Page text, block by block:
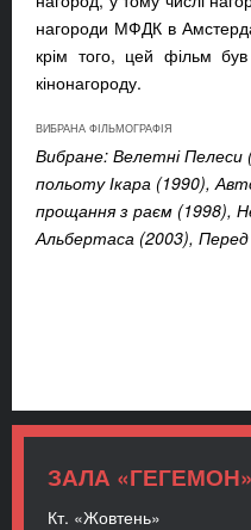
нагороди МФДК в
крім того, цей фільм
кінонагороду.
ВИБРАНА ФІЛЬМОГРАФІЯ
Вибране: Велетні
польоту Ікара (1990),
прощання з раєм (1998),
Альбертаса (2003),
ЗАЛА «ГЕГЕМОН»
Кт. «Жовтень»